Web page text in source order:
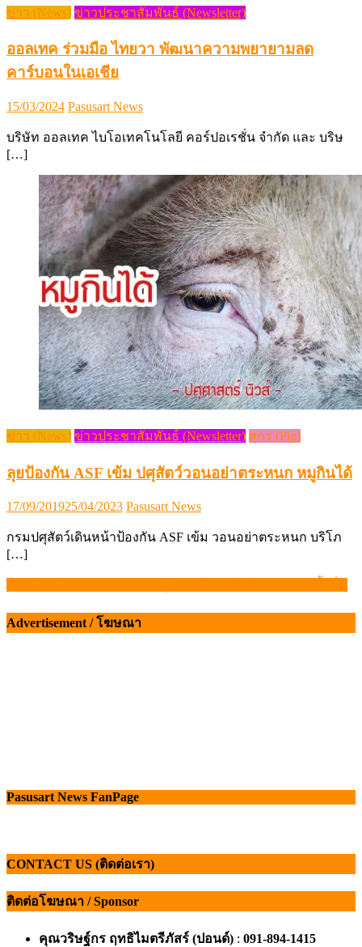
ข่าว (News) ข่าวประชาสัมพันธ์ (Newsletter)
ออลเทค ร่วมมือ ไทยวา พัฒนาความพยายามลด
คาร์บอนในเอเชีย
Posted
15/03/2024 Author
Pasusart News
บริษัท ออลเทค ไบโอเทคโนโลยี คอร์ปอเรชั่น จำกัด และ บริษ
[…]
ข่าว (News) ข่าวประชาสัมพันธ์ (Newsletter) สุกร (Pig)
ลุยป้องกัน ASF เข้ม ปศุสัตว์วอนอย่าตระหนก หมูกินได้
Posted
17/09/201925/04/2023 Author
Pasusart News
กรมปศุสัตว์เดินหน้าป้องกัน ASF เข้ม วอนอย่าตระหนก บริโภ
[…]
แนะแนว
เรื่อง
Advertisement / โฆษณา
Pasusart News FanPage
CONTACT US (ติดต่อเรา)
ติดต่อโฆษณา / Sponsor
คุณวริษฐ์กร ฤทธิไมตรีภัสร์ (ปอนด์) : 091-894-1415